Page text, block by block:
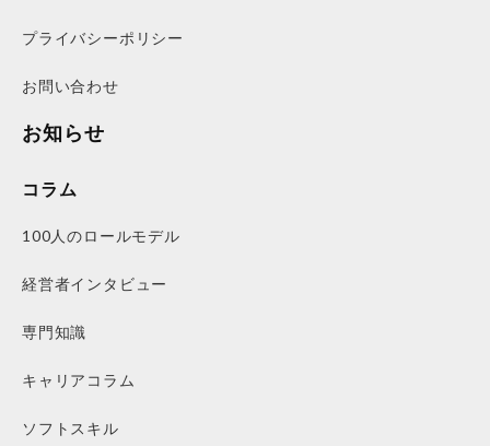
プライバシーポリシー
お問い合わせ
お知らせ
コラム
100人のロールモデル
経営者インタビュー
専門知識
キャリアコラム
ソフトスキル